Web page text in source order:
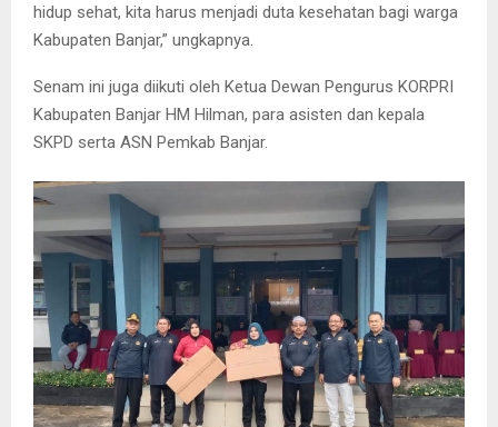
hidup sehat, kita harus menjadi duta kesehatan bagi warga
Kabupaten Banjar,” ungkapnya.
Senam ini juga diikuti oleh Ketua Dewan Pengurus KORPRI
Kabupaten Banjar HM Hilman, para asisten dan kepala
SKPD serta ASN Pemkab Banjar.